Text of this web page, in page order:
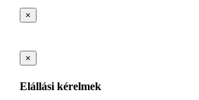
×
×
Elállási kérelmek